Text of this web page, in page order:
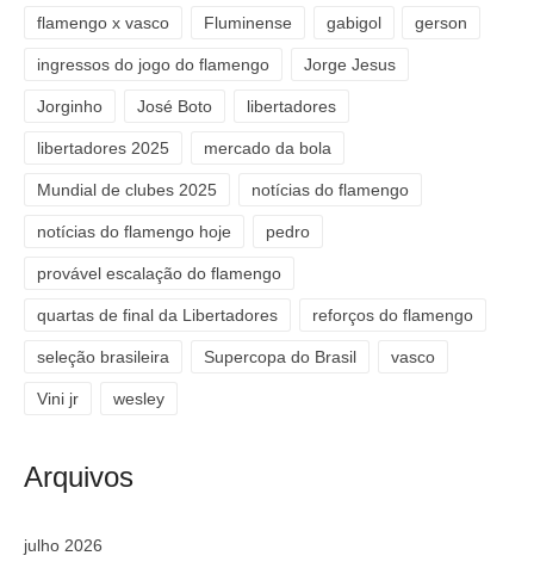
flamengo x vasco Fluminense gabigol gerson
ingressos do jogo do flamengo Jorge Jesus
Jorginho José Boto libertadores
libertadores 2025 mercado da bola
Mundial de clubes 2025 notícias do flamengo
notícias do flamengo hoje pedro
provável escalação do flamengo
quartas de final da Libertadores reforços do flamengo
seleção brasileira Supercopa do Brasil vasco
Vini jr wesley
Arquivos
julho 2026